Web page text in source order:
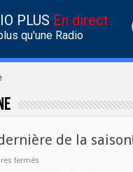
PLUS En direct
qu'une Radio
de la saison!
ferméssur